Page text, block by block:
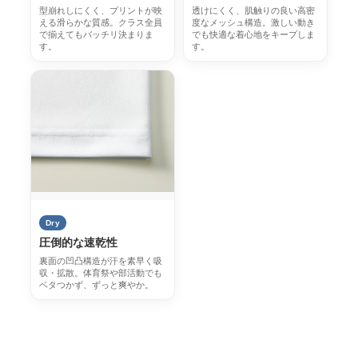
型崩れしにくく、プリントが映
える滑らかな質感。クラス全員
で揃えてもバッチリ決まりま
す。
透けにくく、肌触りの良い高密
度なメッシュ構造。激しい動き
でも快適な着心地をキープしま
す。
Dry
圧倒的な速乾性
裏面の凹凸構造が汗を素早く吸
収・拡散。体育祭や部活動でも
ベタつかず、ずっと爽やか。